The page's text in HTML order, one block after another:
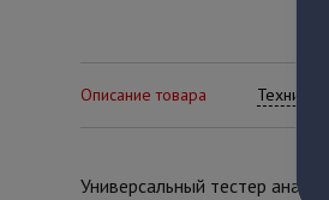
Описание товара
Универсальный тестер